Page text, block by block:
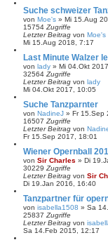
Suche schweizer
von Moe's » Mi 15.Aug
15754 Zugriffe
Letzter Beitrag von Moe's
Mi 15.Aug 2018, 7:17
Last Minute Walzer
von lady » Mi 04.Okt
32564 Zugriffe
Letzter Beitrag von lady
Mi 04.Okt 2017, 10:05
Suche Tanzparnter
von NadineJ » Fr 15.Sep
16507 Zugriffe
Letzter Beitrag von
Fr 15.Sep 2017, 18:01
Wiener Opernball
von Sir Charles » Di
30229 Zugriffe
Letzter Beitrag von Sir
Di 19.Jan 2016, 16:40
Tanzpartner für
von isabella1508 » Sa
25837 Zugriffe
Letzter Beitrag von
Sa 14.Feb 2015, 12:17